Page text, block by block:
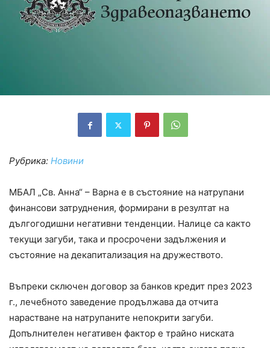
Рубрика: Новини
МБАЛ „Св. Анна“ – Варна е в състояние на натрупани
финансови затруднения, формирани в резултат на
дългогодишни негативни тенденции. Налице са както
текущи загуби, така и просрочени задължения и
състояние на декапитализация на дружеството.
Въпреки сключен договор за банков кредит през 2023
г., лечебното заведение продължава да отчита
нарастване на натрупаните непокрити загуби.
Допълнителен негативен фактор е трайно ниската